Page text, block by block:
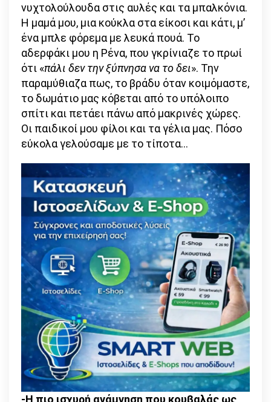
νυχτολούλουδα στις αυλές και τα μπαλκόνια.
Η μαμά μου, μια κούκλα στα είκοσι και κάτι, μ’
ένα μπλε φόρεμα με λευκά πουά. Το
αδερφάκι μου η Ρένα, που γκρίνιαζε το πρωί
ότι «πάλι δεν την ξύπνησα να το δει». Την
παραμύθιαζα πως, το βράδυ όταν κοιμόμαστε,
το δωμάτιο μας κόβεται από το υπόλοιπο
σπίτι και πετάει πάνω από μακρινές χώρες.
Οι παιδικοί μου φίλοι και τα γέλια μας. Πόσο
εύκολα γελούσαμε με το τίποτα…
-Η πιο ισχυρή ανάμνηση που κουβαλάς ως